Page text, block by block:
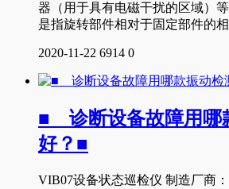
器（用于具有电磁干扰的区域）
是指旋转部件相对于固定部件的
2020-11-22 6914 0
■ 诊断设备故障用哪
好？■
VIB07设备状态巡检仪 制造厂商